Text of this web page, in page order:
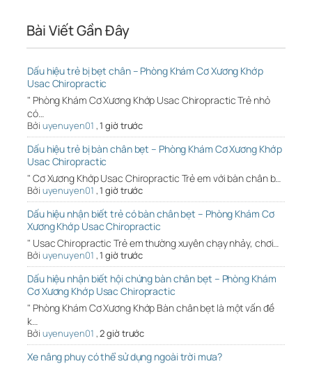
Bài Viết Gần Đây
Dấu hiệu trẻ bị bẹt chân – Phòng Khám Cơ Xương Khớp
Usac Chiropractic
" Phòng Khám Cơ Xương Khớp Usac Chiropractic Trẻ nhỏ
có…
Bởi uyenuyen01 ,1 giờ trước
Dấu hiệu trẻ bị bàn chân bẹt – Phòng Khám Cơ Xương Khớp
Usac Chiropractic
" Cơ Xương Khớp Usac Chiropractic Trẻ em với bàn chân b…
Bởi uyenuyen01 ,1 giờ trước
Dấu hiệu nhận biết trẻ có bàn chân bẹt – Phòng Khám Cơ
Xương Khớp Usac Chiropractic
" Usac Chiropractic Trẻ em thường xuyên chạy nhảy, chơi…
Bởi uyenuyen01 ,1 giờ trước
Dấu hiệu nhận biết hội chứng bàn chân bẹt – Phòng Khám
Cơ Xương Khớp Usac Chiropractic
" Phòng Khám Cơ Xương Khớp Bàn chân bẹt là một vấn đề
k…
Bởi uyenuyen01 ,2 giờ trước
Xe nâng phuy có thể sử dụng ngoài trời mưa?